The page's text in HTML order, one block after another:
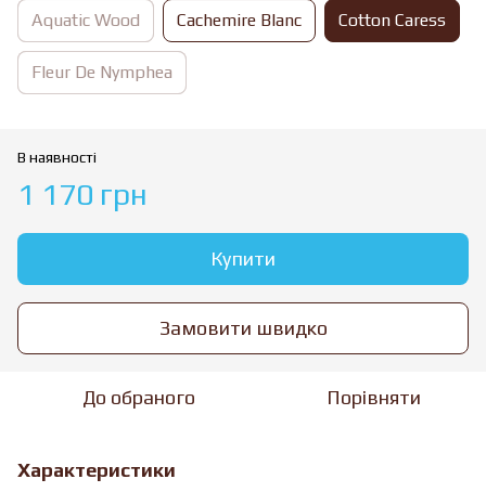
Aquatic Wood Cachemire Blanc Cotton Caress
Fleur De Nymphea
В наявності
1 170 грн
Купити
Замовити швидко
До обраного Порівняти
Характеристики